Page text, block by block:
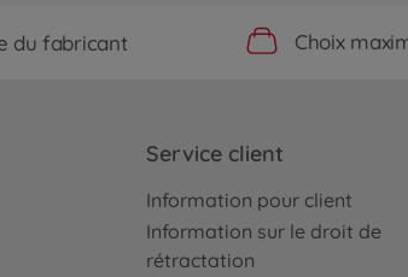
du fabricant Choix
Service client
Information pour client
Information sur le droit de
rétractation